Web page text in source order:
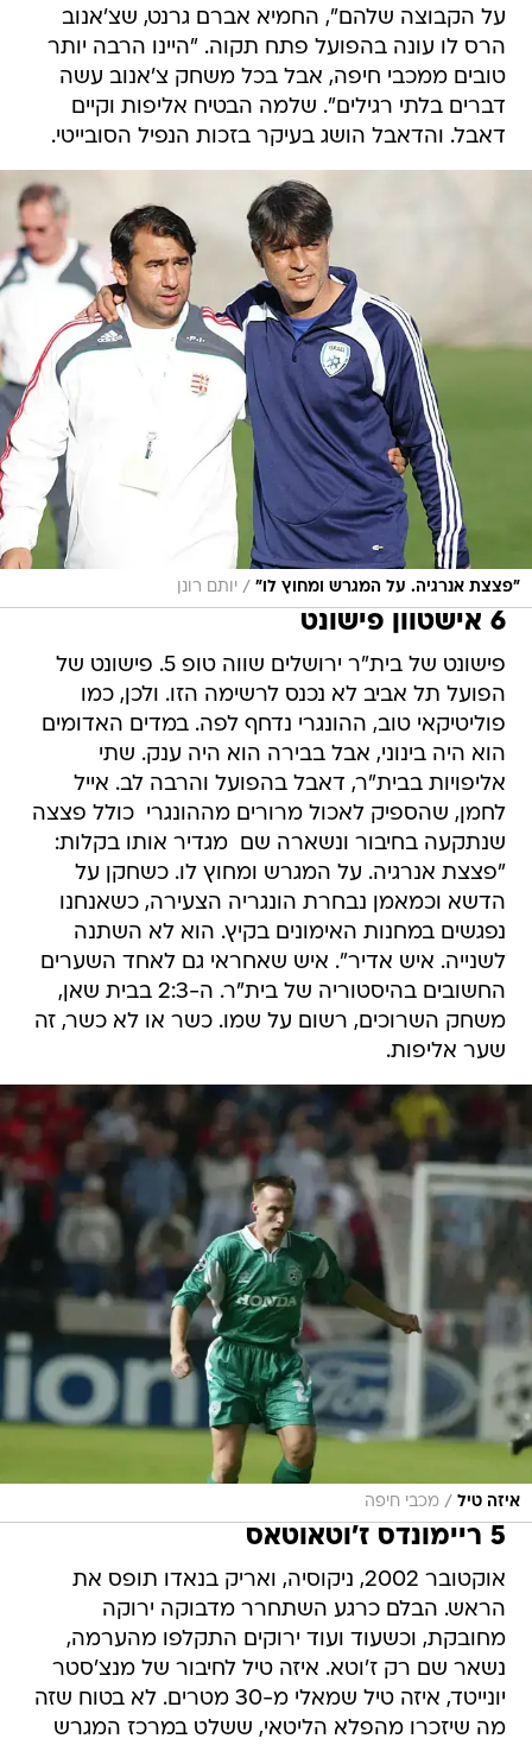
על הקבוצה שלהם", החמיא אברם גרנט, שצ'אנוב
הרס לו עונה בהפועל פתח תקוה. "היינו הרבה יותר
טובים ממכבי חיפה, אבל בכל משחק צ'אנוב עשה
דברים בלתי רגילים". שלמה הבטיח אליפות וקיים
דאבל. והדאבל הושג בעיקר בזכות הנפיל הסובייטי.
"פצצת אנרגיה. על המגרש ומחוץ לו" / יותם רונן
6 אישטוון פישונט
פישונט של בית"ר ירושלים שווה טופ 5. פישונט של
הפועל תל אביב לא נכנס לרשימה הזו. ולכן, כמו
פוליטיקאי טוב, ההונגרי נדחף לפה. במדים האדומים
הוא היה בינוני, אבל בבירה הוא היה ענק. שתי
אליפויות בבית"ר, דאבל בהפועל והרבה לב. אייל
לחמן, שהספיק לאכול מרורים מההונגרי  כולל פצצה
שנתקעה בחיבור ונשארה שם  מגדיר אותו בקלות:
"פצצת אנרגיה. על המגרש ומחוץ לו. כשחקן על
הדשא וכמאמן נבחרת הונגריה הצעירה, כשאנחנו
נפגשים במחנות האימונים בקיץ. הוא לא השתנה
לשנייה. איש אדיר". איש שאחראי גם לאחד השערים
החשובים בהיסטוריה של בית"ר. ה-2:3 בבית שאן,
משחק השרוכים, רשום על שמו. כשר או לא כשר, זה
שער אליפות.
איזה טיל / מכבי חיפה
5 ריימונדס ז'וטאוטאס
אוקטובר 2002, ניקוסיה, ואריק בנאדו תופס את
הראש. הבלם כרגע השתחרר מדבוקה ירוקה
מחובקת, וכשעוד ועוד ירוקים התקלפו מהערמה,
נשאר שם רק ז'וטא. איזה טיל לחיבור של מנצ'סטר
יונייטד, איזה טיל שמאלי מ-30 מטרים. לא בטוח שזה
מה שיזכרו מהפלא הליטאי, ששלט במרכז המגרש